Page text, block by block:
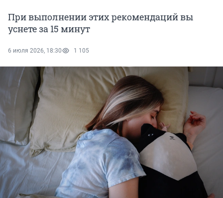
При выполнении этих рекомендаций вы
уснете за 15 минут
6 июля 2026, 18:30 1 105